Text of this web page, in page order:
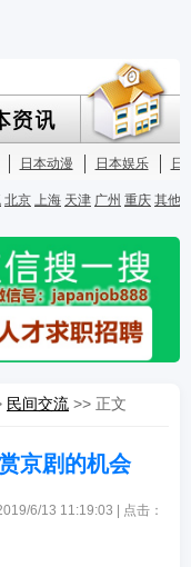
民间交流 >> 正文
京剧的机会
6/13 11:19:03 | 点击：